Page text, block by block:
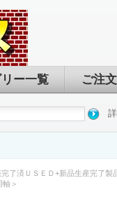
ー一覧 ご注
完了済ＵＳＥＤ+新品生産完了製
軸＞